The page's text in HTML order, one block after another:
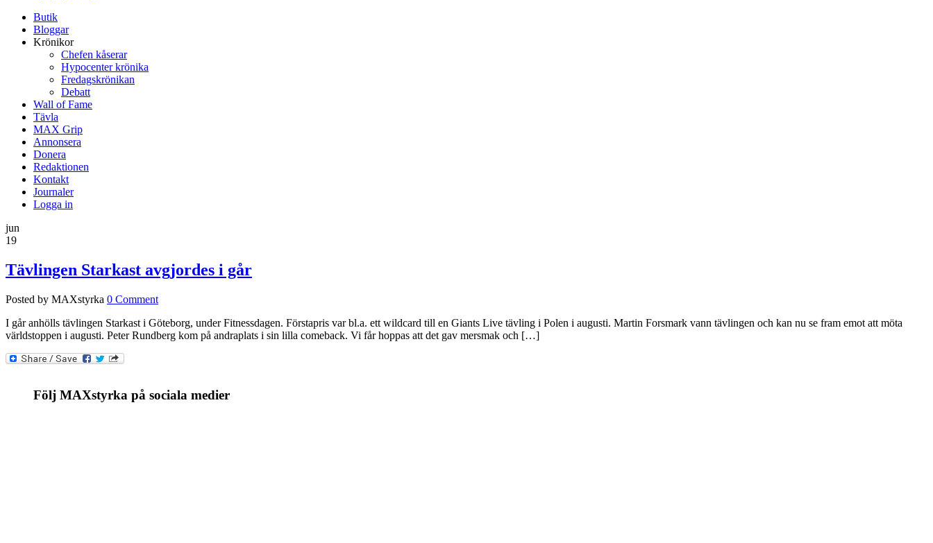
Butik
Bloggar
Krönikor
Chefen kåserar
Hypocenter krönika
Fredagskrönikan
Debatt
Wall of Fame
Tävla
MAX Grip
Annonsera
Donera
Redaktionen
Kontakt
Journaler
Logga in
jun
19
Tävlingen Starkast avgjordes i går
Posted by MAXstyrka 0 Comment
I går anhölls tävlingen Starkast i Göteborg, under Fitnessdagen. Förstapris var bl.a. ett wildcard till en Giants Live tävling i Polen i augusti. Martin Forsmark vann tävlingen och kan nu se fram emot att möta
världstoppen i augusti. Peter Rundberg kom på andraplats i sin lilla comeback. Vi får hoppas att det gav mersmak och […]
Följ MAXstyrka på sociala medier